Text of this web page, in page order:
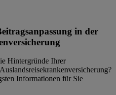
in der
Hintergründe Ihrer
Informationen für Sie